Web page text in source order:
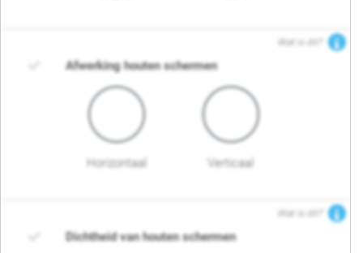
Wat is dit?
Afwerking houten schermen
Horizontaal Verticaal
Wat is dit?
Dichtheid van houten schermen